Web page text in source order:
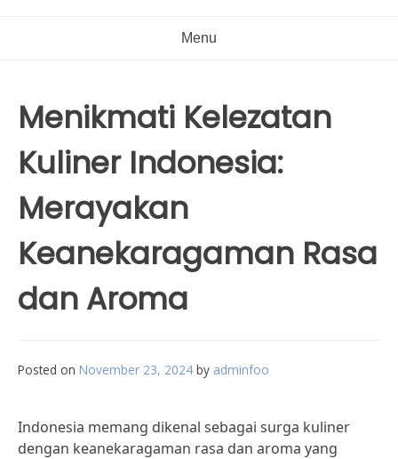
Menu
Menikmati Kelezatan
Kuliner Indonesia:
Merayakan
Keanekaragaman Rasa
dan Aroma
Posted on November 23, 2024 by adminfoo
Indonesia memang dikenal sebagai surga kuliner
dengan keanekaragaman rasa dan aroma yang